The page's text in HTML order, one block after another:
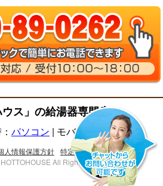
ウス」の給湯器専門店
パソコン | モバイル
人情報保護方針 特定商取法
All Right Reserved.